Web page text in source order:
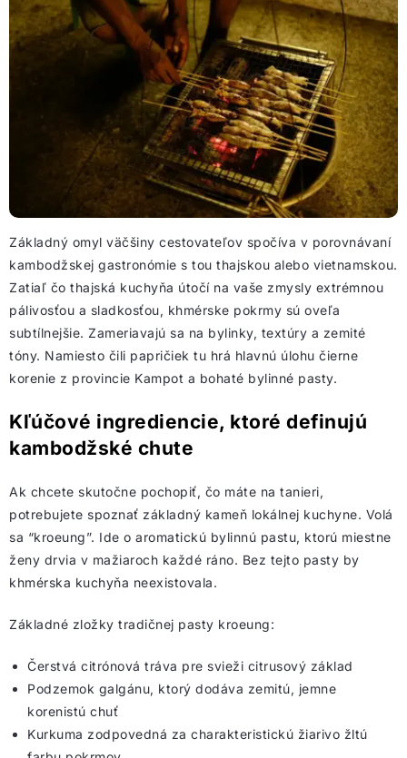
Základný omyl väčšiny cestovateľov spočíva v porovnávaní
kambodžskej gastronómie s tou thajskou alebo vietnamskou.
Zatiaľ čo thajská kuchyňa útočí na vaše zmysly extrémnou
pálivosťou a sladkosťou, khmérske pokrmy sú oveľa
subtílnejšie. Zameriavajú sa na bylinky, textúry a zemité
tóny. Namiesto čili papričiek tu hrá hlavnú úlohu čierne
korenie z provincie Kampot a bohaté bylinné pasty.
Kľúčové ingrediencie, ktoré definujú
kambodžské chute
Ak chcete skutočne pochopiť, čo máte na tanieri,
potrebujete spoznať základný kameň lokálnej kuchyne. Volá
sa “kroeung”. Ide o aromatickú bylinnú pastu, ktorú miestne
ženy drvia v mažiaroch každé ráno. Bez tejto pasty by
khmérska kuchyňa neexistovala.
Základné zložky tradičnej pasty kroeung:
Čerstvá citrónová tráva pre svieži citrusový základ
Podzemok galgánu, ktorý dodáva zemitú, jemne
korenistú chuť
Kurkuma zodpovedná za charakteristickú žiarivo žltú